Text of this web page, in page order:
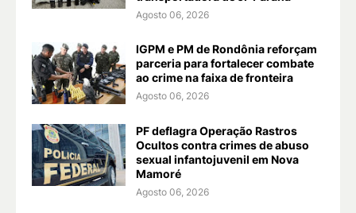
Agosto 06, 2026
IGPM e PM de Rondônia reforçam
parceria para fortalecer combate
ao crime na faixa de fronteira
Agosto 06, 2026
PF deflagra Operação Rastros
Ocultos contra crimes de abuso
sexual infantojuvenil em Nova
Mamoré
Agosto 06, 2026